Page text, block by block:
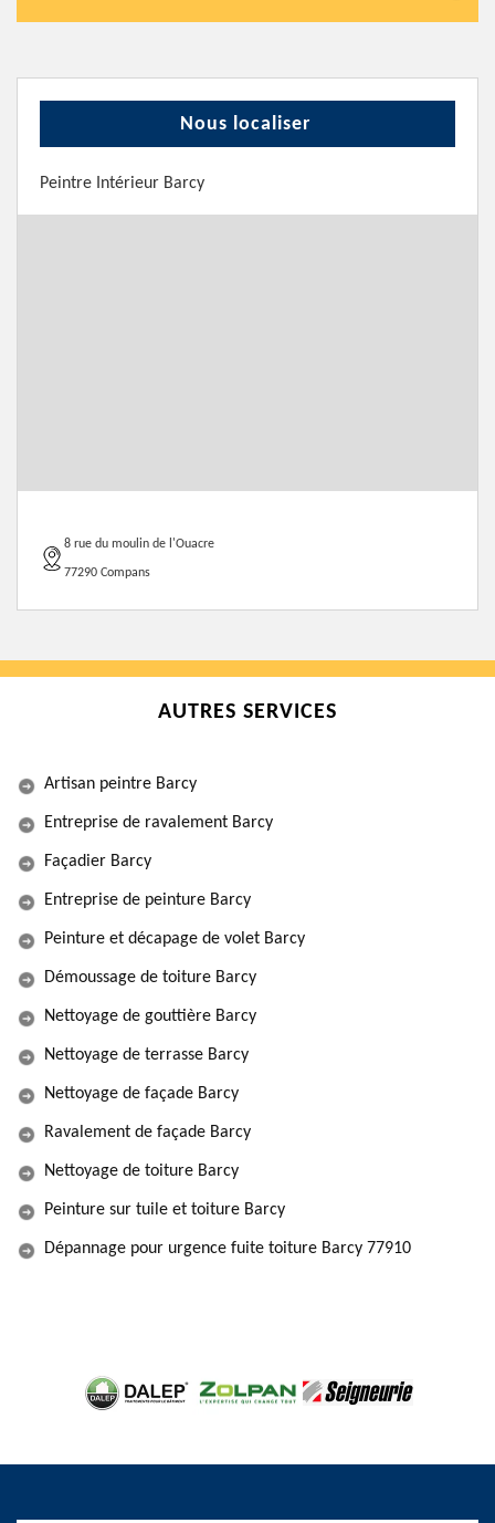
Nous localiser
Peintre Intérieur Barcy
8 rue du moulin de l'Ouacre
77290 Compans
AUTRES SERVICES
Artisan peintre Barcy
Entreprise de ravalement Barcy
Façadier Barcy
Entreprise de peinture Barcy
Peinture et décapage de volet Barcy
Démoussage de toiture Barcy
Nettoyage de gouttière Barcy
Nettoyage de terrasse Barcy
Nettoyage de façade Barcy
Ravalement de façade Barcy
Nettoyage de toiture Barcy
Peinture sur tuile et toiture Barcy
Dépannage pour urgence fuite toiture Barcy 77910